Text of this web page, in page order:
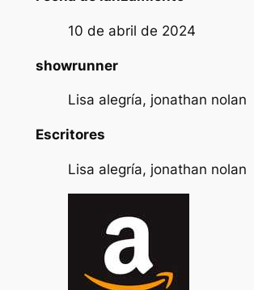
10 de abril de 2024
showrunner
Lisa alegría, jonathan nolan
Escritores
Lisa alegría, jonathan nolan